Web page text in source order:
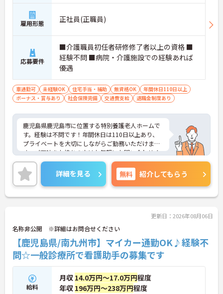
雇用形態 正社員(正職員)
応募要件
■介護職員初任者研修修了者以上の資格 ■
経験不問 ■病院・介護施設での経験あれば
優遇
車通勤可 未経験OK 住宅手当・補助 無資格OK
年間休日110日以上
ボーナス・賞与あり
社会保険完備 交通費支給 退職金制度あり
鹿児島県鹿児島市に位置する特別養護老人ホームで
す。経験は不問です！年間休日は110日以上あり、
プライベートを大切にしながらご勤務いただけま
す。ご興味をお持ちの方はお気軽にお問い合わせく
ださい。
詳細を見る 無料 紹介してもらう
更新日：2026年08月06日
名称非公開 ※詳細はお問合せください
【鹿児島県/南九州市】マイカー通勤OK♪経験不
問☆一般診療所で看護助手の募集です
給料
月収 14.0万円～17.0万円程度
年収 196万円～238万円程度